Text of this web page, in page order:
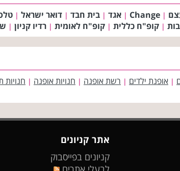
|
Change
| אגד | בית חבד | דואר ישראל |
| קופ"ח כללית | קופ"ח לאומית | רדיו קניון |
| אופנת ילדים | רשת אופנה | חנויות אופנה | חנויות
אתר קניונים
קניונים בפייסבוק